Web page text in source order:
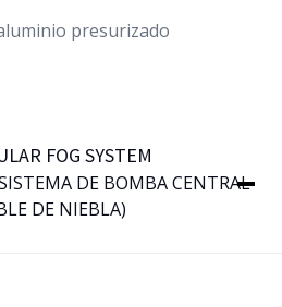
presurizado
FOG SYSTEM
DE BOMBA CENTRAL
DE NIEBLA)